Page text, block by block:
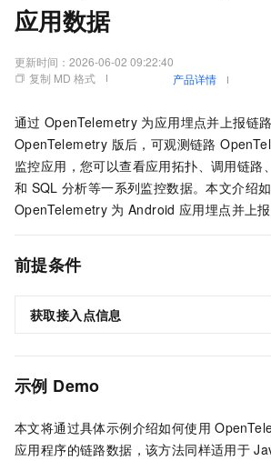
应用数据
更新时间： 2026-06-02 09:22:40
复制 MD 格式
产品详情
通过 OpenTelemetry 为应用埋点并上报链
OpenTelemetry 版后， 可观测链路
监控应用，您可以查看应用拓扑、调用链路
和 SQL 分析等一系列监控数据。本文介绍
OpenTelemetry 为 Android 应用埋点并上报
前提条件
获取接入点信息
示例 Demo
本文将通过具体示例介绍如何使用
应用程序的链路数据，该方法同样适用于